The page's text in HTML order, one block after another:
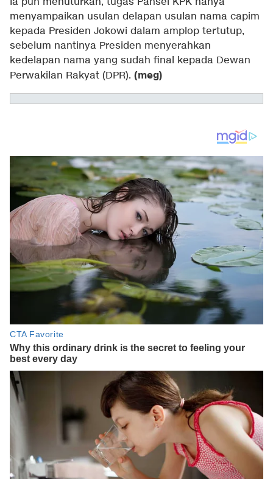
menyampaikan usulan delapan usulan nama capim
kepada Presiden Jokowi dalam amplop tertutup,
sebelum nantinya Presiden menyerahkan
kedelapan nama yang sudah final kepada Dewan
Perwakilan Rakyat (DPR). (meg)